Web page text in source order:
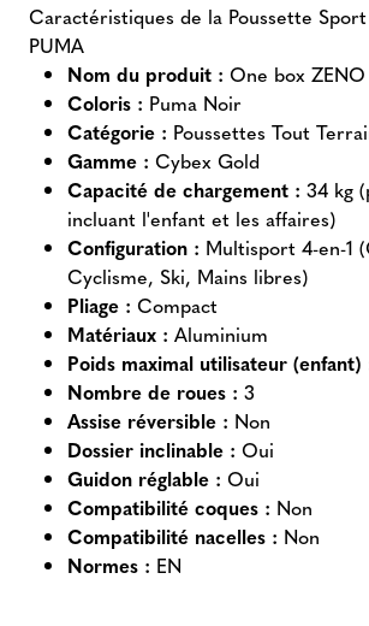
Caractéristiques de la Poussette
PUMA
Nom du produit : One box
Coloris : Puma Noir
Catégorie : Poussettes Tout
Gamme : Cybex Gold
Capacité de chargement : 34 kg
incluant l'enfant et les affaires)
Configuration : Multisport 4-en-1
Cyclisme, Ski, Mains libres)
Pliage : Compact
Matériaux : Aluminium
Poids maximal utilisateur (enfant)
Nombre de roues : 3
Assise réversible : Non
Dossier inclinable : Oui
Guidon réglable : Oui
Compatibilité coques : Non
Compatibilité nacelles : Non
Normes : EN